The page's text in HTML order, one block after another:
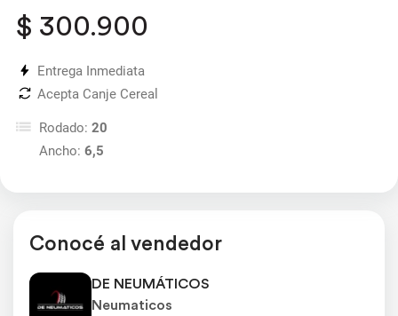
$ 300.900
Entrega Inmediata
Acepta Canje Cereal
Rodado: 20
Ancho: 6,5
Conocé al vendedor
DE NEUMÁTICOS
Neumaticos